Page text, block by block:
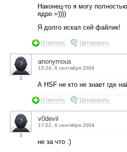
Наконец-то я могу
ядро =))))
Я долго искал сей файлик!
Ответить Цитировать
2
anonymous
15:24, 6 сентября 2004
А HSF не кто не знает где
Ответить Цитировать
3
v0devil
17:02, 6 сентября 2004
не за что :)